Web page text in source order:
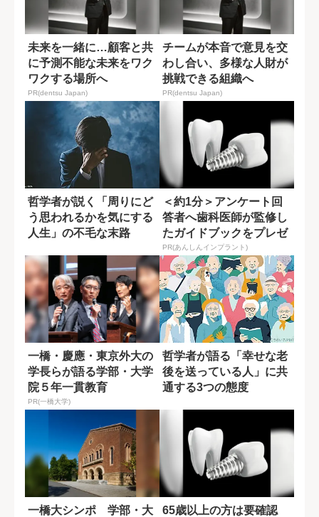
未来を一緒に…顧客と共
に予測不能な未来をワク
ワクする場所へ
PR(dentsu Japan)
チームが本音で意見を交
わし合い、多様な人財が
挑戦できる組織へ
PR(dentsu Japan)
哲学者が説く「周りにど
う思われるかを気にする
人生」の不毛な末路
＜約1分＞アンケート回
答者へ歯科医師が監修し
たガイドブックをプレゼ
ント。65歳以...
PR(あんしんインプラント)
一橋・慶應・東京外大の
学長らが語る学部・大学
院５年一貫教育
PR(一橋大学)
哲学者が語る「幸せな老
後を送っている人」に共
通する3つの態度
一橋大シンポ 学部・大
65歳以上の方は要確認